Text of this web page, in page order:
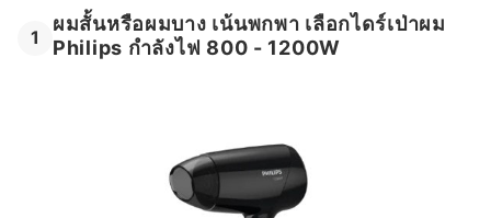
1
ผมสั้นหรือผมบาง เน้นพกพา เลือกไดร์เป่าผม
Philips กำลังไฟ 800 - 1200W